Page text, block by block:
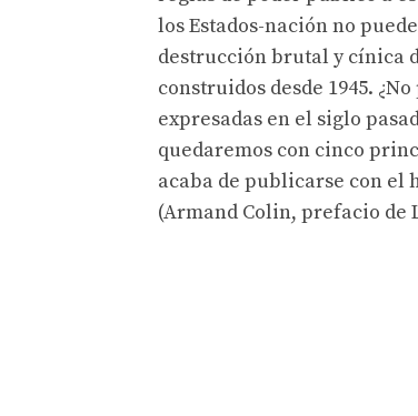
los Estados-nación no
destrucción brutal y cínica
construidos desde 1945.
expresadas en el siglo
quedaremos con cinco
acaba de publicarse con el
(Armand Colin, prefacio de